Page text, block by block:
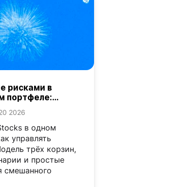
рисками в
портфеле:
2026
в одном
управлять
трёх корзин,
и простые
смешанного